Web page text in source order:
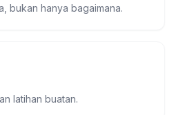
bukan hanya bagaimana.
latihan buatan.